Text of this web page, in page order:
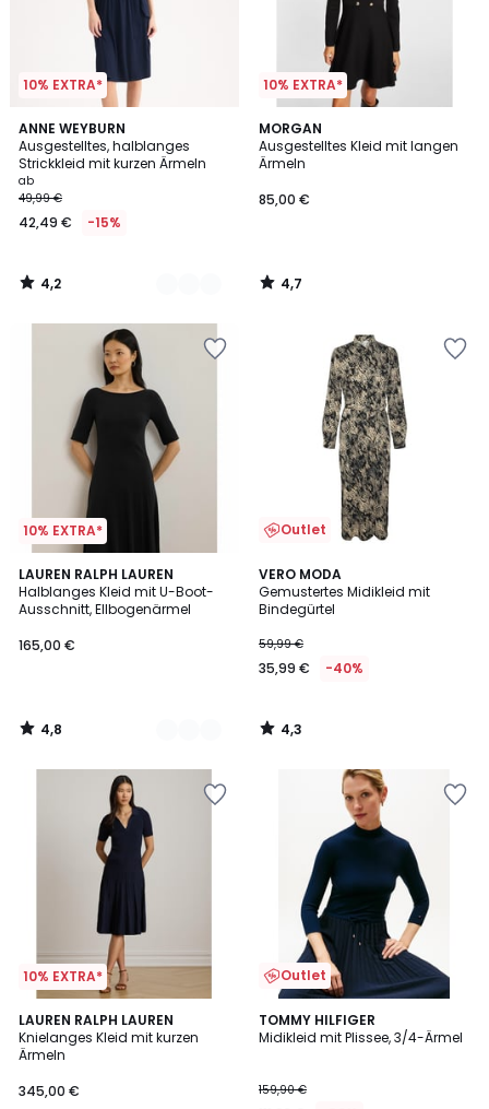
10% EXTRA*
ANNE WEYBURN
Ausgestelltes, halblanges
Strickkleid mit kurzen Ärmeln
ab
49,99 €
42,49 € -15%
4,2
/ 5
2
Farben
4,2
/
10% EXTRA*
MORGAN
Ausgestelltes Kleid mit langen
Ärmeln
85,00 €
4,7
/ 5
4,7
/
10% EXTRA*
LAUREN RALPH LAUREN
Halblanges Kleid mit U-Boot-
Ausschnitt, Ellbogenärmel
165,00 €
4,8
/ 5
2
Farben
4,8
/
Outlet
VERO MODA
Gemustertes Midikleid mit
Bindegürtel
59,99 €
35,99 € -40%
4,3
/ 5
4,3
/
10% EXTRA*
LAUREN RALPH LAUREN
Knielanges Kleid mit kurzen
Ärmeln
345,00 €
Outlet
TOMMY HILFIGER
Midikleid mit Plissee, 3/4-Ärmel
159,90 €